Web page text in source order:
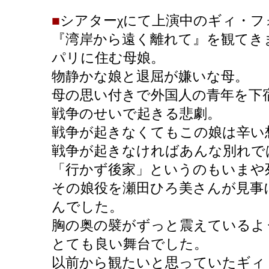
■シアターχにて上演中のギィ・
『湾岸から遠く離れて』を観て
パリに住む母娘。
物静かな娘と退屈が嫌いな母。
母の思い付きで外国人の青年を
戦争のせいで起きる悲劇。
戦争が起きなくてもこの娘は辛
戦争が起きなければあんな別れ
「行かず後家」というのもいま
その娘役を瀬田ひろ美さんが見
んでした。
胸の奥の襞がずっと震えている
とても良い舞台でした。
以前から観たいと思っていたギ